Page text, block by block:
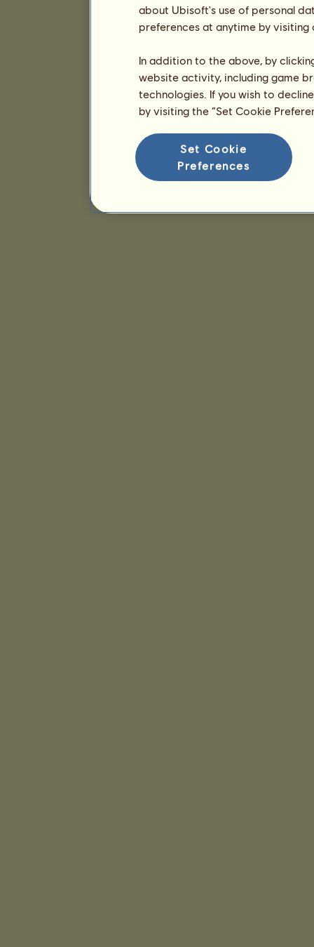
about Ubisoft's use of personal
preferences at anytime by
In addition to the above, by
website activity, including game
technologies. If you wish to
by visiting the “Set Cookie
Set Cookie
Preferences